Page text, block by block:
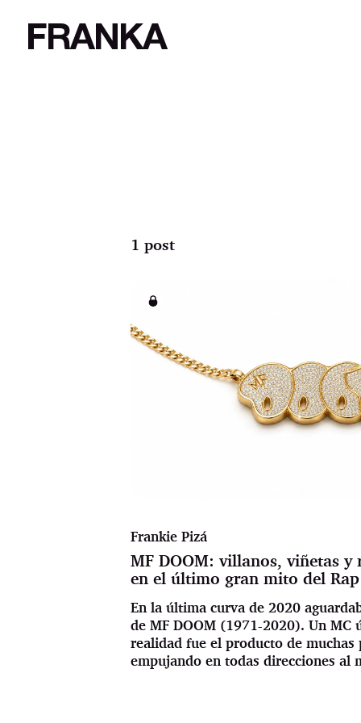
FRANKA
1 post
Frankie Pizá
MF DOOM: villanos, viñetas y
en el último gran mito del Rap
En la última curva de 2020
de MF DOOM (1971-2020). Un MC
realidad fue el producto de muchas
empujando en todas direcciones al